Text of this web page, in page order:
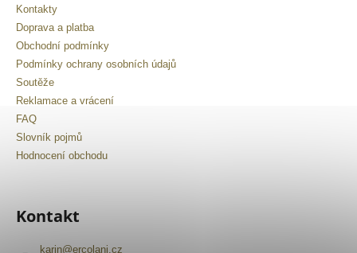
č
u
j
e
m
e
Kontakty
Doprava a platba
Obchodní podmínky
Podmínky ochrany osobních údajů
Soutěže
Reklamace a vrácení
FAQ
Slovník pojmů
Hodnocení obchodu
Kontakt
karin@ercolani.cz